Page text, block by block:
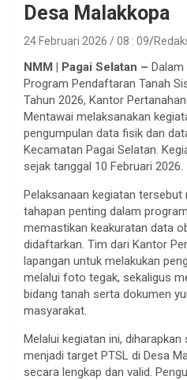
Desa Malakkopa
24 Februari 2026 / 08 : 09
NMM | Pagai Selatan –
Program Pendaftaran Tanah
Tahun 2026, Kantor
Mentawai melaksanakan
pengumpulan data fisik dan
Kecamatan Pagai Selatan.
sejak tanggal 10 Februari 2026.
Pelaksanaan kegiatan tersebut
tahapan penting dalam
memastikan keakuratan data
didaftarkan. Tim dari Kantor
lapangan untuk melakukan
melalui foto tegak, sekaligus
bidang tanah serta dokumen
masyarakat.
Melalui kegiatan ini,
menjadi target PTSL di Desa
secara lengkap dan valid.